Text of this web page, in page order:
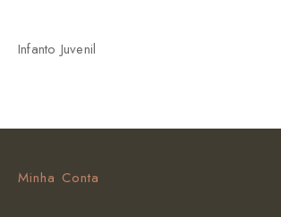
Infanto Juvenil
Minha Conta